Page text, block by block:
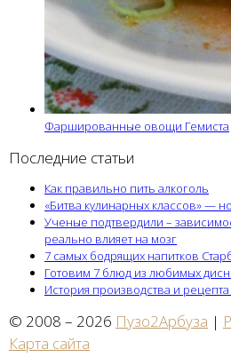
Фаршированные овощи Гемиста
Последние статьи
Как правильно пить алкоголь
«Битва кулинарных классов» —
Ученые подтвердили –
реально влияет на мозг
7 самых бодрящих напитков
Готовим 7 блюд из любимых
История производства и
© 2008 – 2026 Пузо2Арбуза |
Карта сайта